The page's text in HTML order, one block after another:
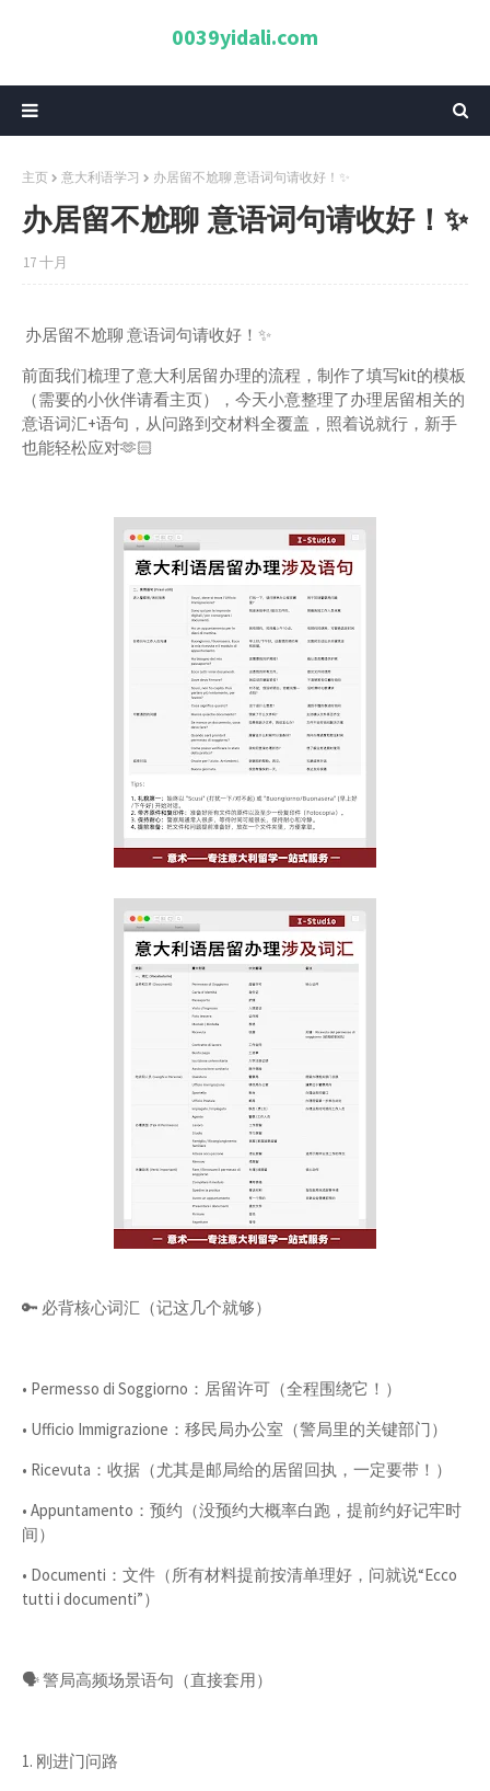
0039yidali.com
主页 意大利语学习 办居留不尬聊 意语词句请收好！✨
办居留不尬聊 意语词句请收好！✨
17 十月
办居留不尬聊 意语词句请收好！✨
前面我们梳理了意大利居留办理的流程，制作了填写kit的模板
（需要的小伙伴请看主页），今天小意整理了办理居留相关的
意语词汇+语句，从问路到交材料全覆盖，照着说就行，新手
也能轻松应对🫶🏻
🔑 必背核心词汇（记这几个就够）
• Permesso di Soggiorno：居留许可（全程围绕它！）
• Ufficio Immigrazione：移民局办公室（警局里的关键部门）
• Ricevuta：收据（尤其是邮局给的居留回执，一定要带！）
• Appuntamento：预约（没预约大概率白跑，提前约好记牢时
间）
• Documenti：文件（所有材料提前按清单理好，问就说“Ecco
tutti i documenti”）
🗣️ 警局高频场景语句（直接套用）
1. 刚进门问路